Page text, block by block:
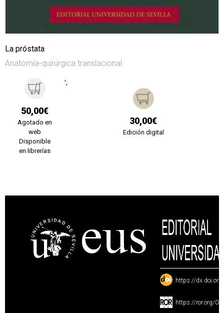
La próstata
Anatomía-quirúrgica translacional
50,00€
Agotado en
web
Disponible
en librerías
';
30,00€
Edición digital
: https://
: https://ror.org/